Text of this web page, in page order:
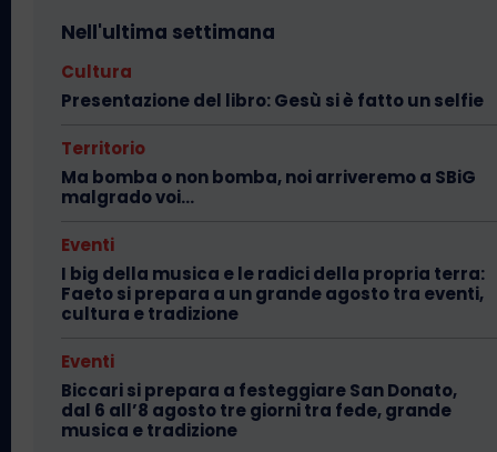
Nell'ultima settimana
Cultura
Presentazione del libro: Gesù si è fatto un selfie
Territorio
Ma bomba o non bomba, noi arriveremo a SBiG
malgrado voi…
Eventi
I big della musica e le radici della propria terra:
Faeto si prepara a un grande agosto tra eventi,
cultura e tradizione
Eventi
Biccari si prepara a festeggiare San Donato,
dal 6 all’8 agosto tre giorni tra fede, grande
musica e tradizione